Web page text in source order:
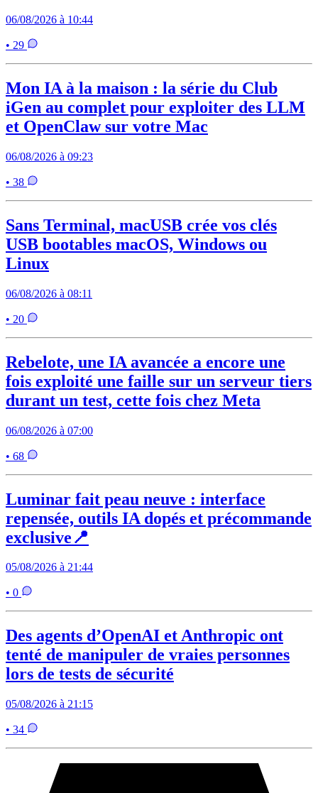
06/08/2026 à 10:44
• 29
Mon IA à la maison : la série du Club
iGen au complet pour exploiter des LLM
et OpenClaw sur votre Mac
06/08/2026 à 09:23
• 38
Sans Terminal, macUSB crée vos clés
USB bootables macOS, Windows ou
Linux
06/08/2026 à 08:11
• 20
Rebelote, une IA avancée a encore une
fois exploité une faille sur un serveur tiers
durant un test, cette fois chez Meta
06/08/2026 à 07:00
• 68
Luminar fait peau neuve : interface
repensée, outils IA dopés et précommande
exclusive📍
05/08/2026 à 21:44
• 0
Des agents d’OpenAI et Anthropic ont
tenté de manipuler de vraies personnes
lors de tests de sécurité
05/08/2026 à 21:15
• 34